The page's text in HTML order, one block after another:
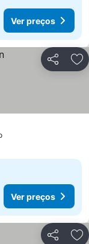
Ver preços
Partilhar
Ver preços
Ver preços
Partilhar